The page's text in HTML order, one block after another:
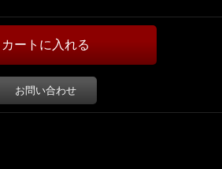
お問い合わせ